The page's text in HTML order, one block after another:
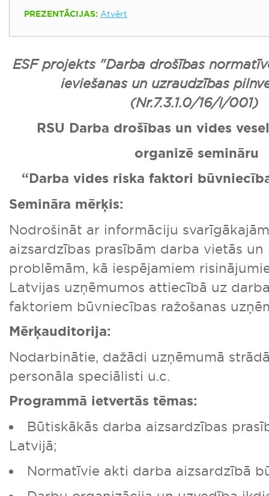
PREZENTĀCIJAS: Atvērt
ESF projekts "Darba drošības
ieviešanas un uzraudzības
(Nr.7.3.1.0/16/I/001)
RSU Darba drošības un vides
organizē semināru
“Darba vides riska faktori
Semināra mērķis:
Nodrošināt ar informāciju
aizsardzības prasībām darba vietās
problēmām, kā iespējamiem
Latvijas uzņēmumos attiecībā uz
faktoriem būvniecības ražošanas
Mērķauditorija:
Nodarbinātie, dažādi uzņēmumā
personāla speciālisti u.c.
Programmā ietvertās tēmas:
Būtiskākās darba aizsardzības
Latvijā;
Normatīvie akti darba aizsardzībā